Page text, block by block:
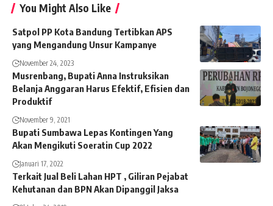
You Might Also Like
Satpol PP Kota Bandung Tertibkan APS
yang Mengandung Unsur Kampanye
November 24, 2023
Musrenbang, Bupati Anna Instruksikan
Belanja Anggaran Harus Efektif, Efisien dan
Produktif
November 9, 2021
Bupati Sumbawa Lepas Kontingen Yang
Akan Mengikuti Soeratin Cup 2022
Januari 17, 2022
Terkait Jual Beli Lahan HPT , Giliran Pejabat
Kehutanan dan BPN Akan Dipanggil Jaksa